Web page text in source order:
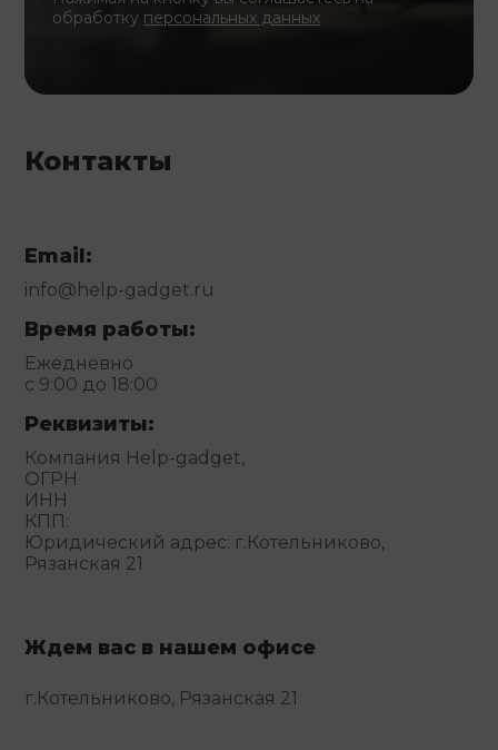
обработку персональных данных
Контакты
Email:
info@help-gadget.ru
Время работы:
Ежедневно
с 9:00 до 18:00
Реквизиты:
Компания Help-gadget,
ОГРН
ИНН
КПП:
Юридический адрес: г.Котельниково,
Рязанская 21
Ждем вас в нашем офисе
г.Котельниково, Рязанская 21